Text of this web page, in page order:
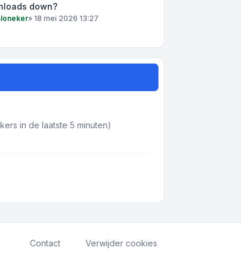
down?
» 18 mei 2026 13:27
in de laatste 5 minuten)
Contact Verwijder cookies